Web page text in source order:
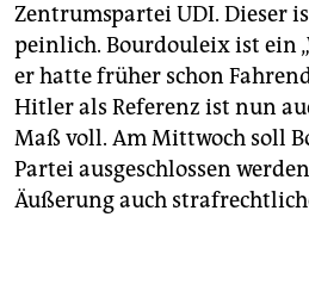
Zentrumspartei UDI. Dieser
peinlich. Bourdouleix ist ein
er hatte früher schon
Hitler als Referenz ist nun
Maß voll. Am Mittwoch soll
Partei ausgeschlossen
Äußerung auch